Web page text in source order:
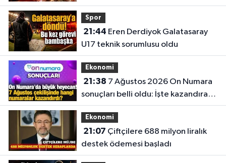
Spor
21:44
U17 teknik sorumlusu oldu
Ekonomi
21:38
sonuçları belli oldu: İşte kazandıran
numaralar
Ekonomi
21:07
destek ödemesi başladı